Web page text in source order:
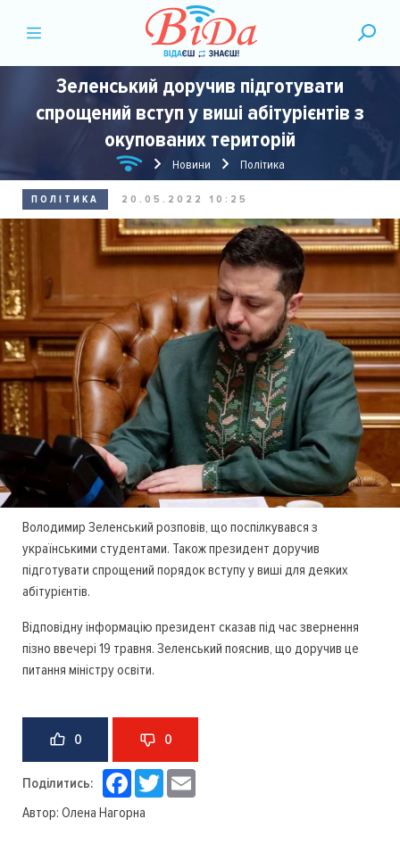
Зеленський доручив підготувати
спрощений вступ у виші абітурієнтів з
окупованих територій
Новини Політика
ПОЛІТИКА 20.05.2022 10:25
Володимир Зеленський розповів, що поспілкувався з
українськими студентами. Також президент доручив
підготувати спрощений порядок вступу у виші для деяких
абітурієнтів.
Відповідну інформацію президент сказав під час звернення
пізно ввечері 19 травня. Зеленський пояснив, що доручив це
питання міністру освіти.
0 0
Поділитись: Facebook
Twitter
Автор: Олена Нагорна